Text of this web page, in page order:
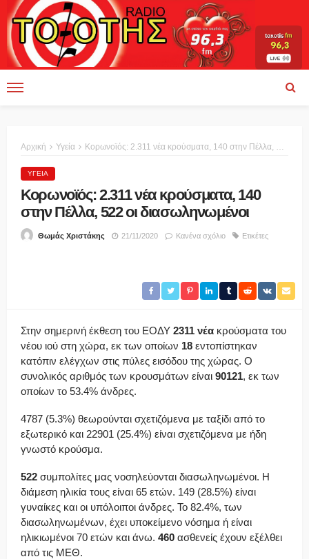
Αρχική Υγεία Κορωνοϊός: 2.311 νέα κρούσματα, 140 στην Πέλλα, 522 οι διασωληνωμένοι
ΥΓΕΊΑ
Κορωνοϊός: 2.311 νέα κρούσματα, 140
στην Πέλλα, 522 οι διασωληνωμένοι
Θωμάς Χριστάκης 21/11/2020 Κανένα σχόλιο Ετικέτες
Στην σημερινή έκθεση του ΕΟΔΥ 2311 νέα κρούσματα του
νέου ιού στη χώρα, εκ των οποίων 18 εντοπίστηκαν
κατόπιν ελέγχων στις πύλες εισόδου της χώρας. Ο
συνολικός αριθμός των κρουσμάτων είναι 90121, εκ των
οποίων το 53.4% άνδρες.
4787 (5.3%) θεωρούνται σχετιζόμενα με ταξίδι από το
εξωτερικό και 22901 (25.4%) είναι σχετιζόμενα με ήδη
γνωστό κρούσμα.
522 συμπολίτες μας νοσηλεύονται διασωληνωμένοι. Η
διάμεση ηλικία τους είναι 65 ετών. 149 (28.5%) είναι
γυναίκες και οι υπόλοιποι άνδρες. To 82.4%, των
διασωληνωμένων, έχει υποκείμενο νόσημα ή είναι
ηλικιωμένοι 70 ετών και άνω. 460 ασθενείς έχουν εξέλθει
από τις ΜΕΘ.